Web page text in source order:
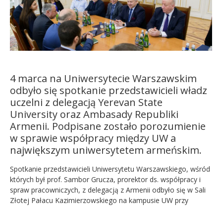
Absolwent
4 marca na Uniwersytecie Warszawskim
odbyło się spotkanie przedstawicieli władz
uczelni z delegacją Yerevan State
University oraz Ambasady Republiki
Armenii. Podpisane zostało porozumienie
w sprawie współpracy między UW a
największym uniwersytetem armeńskim.
Spotkanie przedstawicieli Uniwersytetu Warszawskiego, wśród
których był prof. Sambor Grucza, prorektor ds. współpracy i
spraw pracowniczych, z delegacją z Armenii odbyło się w Sali
Złotej Pałacu Kazimierzowskiego na kampusie UW przy